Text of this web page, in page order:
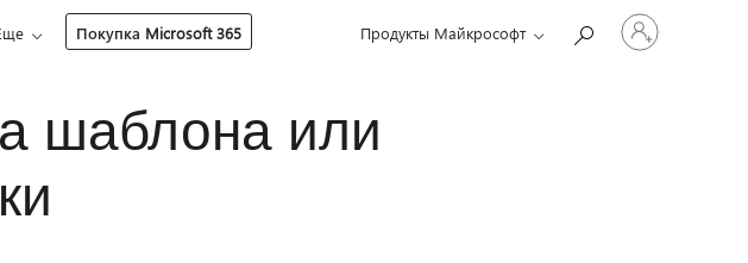
Покупка Microsoft 365 Продукты Майкрософт
Войдите
учетную
шаблона или